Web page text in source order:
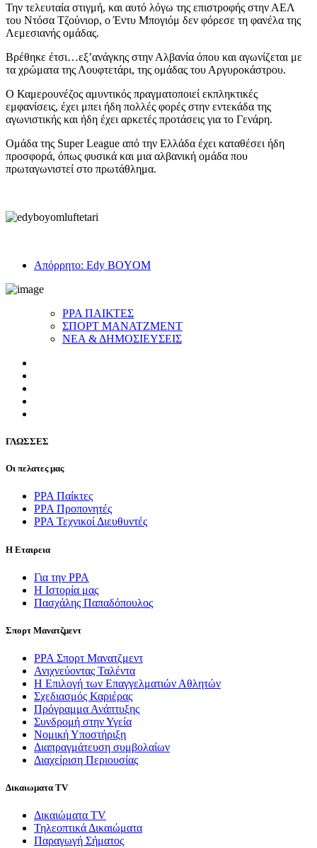
Την τελευταία στιγμή, και αυτό λόγω της επιστροφής στην ΑΕΛ
του Ντόσα Τζούνιορ, ο Έντυ Μπογιόμ δεν φόρεσε τη φανέλα της
Λεμεσιανής ομάδας.
Βρέθηκε έτσι…εξ’ανάγκης στην Αλβανία όπου και αγωνίζεται με
τα χρώματα της Λουφτετάρι, της ομάδας του Αργυροκάστρου.
Ο Καμερουνέζος αμυντικός πραγματοποιεί εκπληκτικές
εμφανίσεις, έχει μπει ήδη πολλές φορές στην εντεκάδα της
αγωνιστικής και ήδη έχει αρκετές προτάσεις για το Γενάρη.
Ομάδα της Super League από την Ελλάδα έχει καταθέσει ήδη
προσφορά, όπως φυσικά και μια αλβανική ομάδα που
πρωταγωνιστεί στο πρωτάθλημα.
Απόρρητο: Edy BOYOM
ΡΡΑ ΠΑΙΚΤΕΣ
ΣΠΟΡΤ ΜΑΝΑΤΖΜΕΝΤ
ΝΕΑ & ΔΗΜΟΣΙΕΥΣΕΙΣ
ΓΛΩΣΣEΣ
Οι πελατες μας
PPA Παίκτες
PPA Προπονητές
ΡΡΑ Τεχνικοί Διευθυντές
Η Εταιρεια
Για την PPA
Η Ιστορία μας
Πασχάλης Παπαδόπουλος
Σπορτ Μανατζμεντ
ΡΡΑ Σπορτ Μανατζμεντ
Ανιχνεύοντας Ταλέντα
Η Επιλογή των Επαγγελματιών Αθλητών
Σχεδιασμός Καριέρας
Πρόγραμμα Ανάπτυξης
Συνδρομή στην Υγεία
Νομική Υποστήριξη
Διαπραγμάτευση συμβολαίων
Διαχείριση Περιουσίας
Δικαιωματα TV
Δικαιώματα TV
Τηλεοπτικά Δικαιώματα
Παραγωγή Σήματος